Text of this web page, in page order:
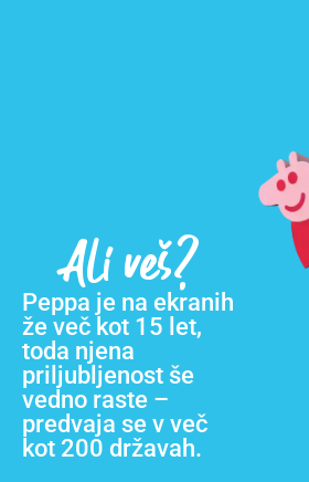
Ali veš?
Peppa je na ekranih
že več kot 15 let,
toda njena
priljubljenost še
vedno raste –
predvaja se v več
kot 200 državah.